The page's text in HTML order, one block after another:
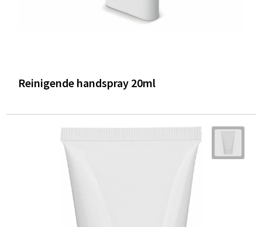
Reinigende handspray 20ml